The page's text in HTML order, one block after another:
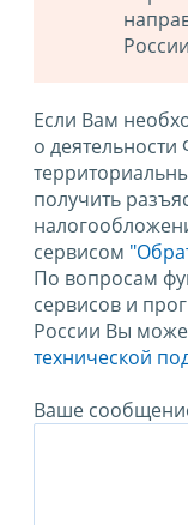
Если Вам
о
получить
сервисом
По вопросам
сервисов и
России Вы
технической
Ваше